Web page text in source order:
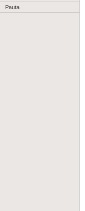
Pauta